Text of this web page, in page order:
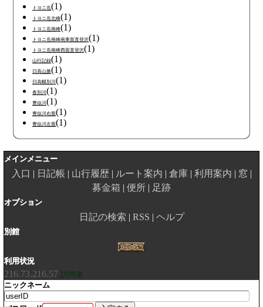
トヨニ岳(1)
トヨニ岳北峰(1)
トヨニ岳南峰(1)
トヨニ岳南峰南東面直登沢(1)
トヨニ岳南峰西面直登沢(1)
山行記録(1)
日高山脈(1)
日高幌別川(1)
春別川(1)
豊似川(1)
豊似川右股(1)
豊似川左股(1)
メインメニュー
入口 日記帳 山行履歴 ルート案内 倉庫 利用案内
窓
募金箱
便所 足跡
オプション
日記の検索 RSS ヘルプ
別館
利用状況
216.73.216.57 訪問者
ニックネーム